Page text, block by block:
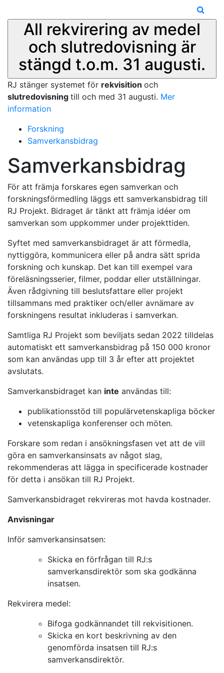
All rekvirering av medel
och slutredovisning är
stängd t.o.m. 31 augusti.
RJ stänger systemet för rekvisition och
slutredovisning till och med 31 augusti. Mer
information
Forskning
Samverkansbidrag
Samverkansbidrag
För att främja forskares egen samverkan och
forskningsförmedling läggs ett samverkansbidrag till
RJ Projekt. Bidraget är tänkt att främja idéer om
samverkan som uppkommer under projekttiden.
Syftet med samverkansbidraget är att förmedla,
nyttiggöra, kommunicera eller på andra sätt sprida
forskning och kunskap. Det kan till exempel vara
föreläsningsserier, filmer, poddar eller utställningar.
Även rådgivning till beslutsfattare eller projekt
tillsammans med praktiker och/eller avnämare av
forskningens resultat inkluderas i samverkan.
Samtliga RJ Projekt som beviljats sedan 2022 tilldelas
automatiskt ett samverkansbidrag på 150 000 kronor
som kan användas upp till 3 år efter att projektet
avslutats.
Samverkansbidraget kan inte användas till:
publikationsstöd till populärvetenskapliga böcker
vetenskapliga konferenser och möten.
Forskare som redan i ansökningsfasen vet att de vill
göra en samverkansinsats av något slag,
rekommenderas att lägga in specificerade kostnader
för detta i ansökan till RJ Projekt.
Samverkansbidraget rekvireras mot havda kostnader.
Anvisningar
Inför samverkansinsatsen:
Skicka en förfrågan till RJ:s
samverkansdirektör som ska godkänna
insatsen.
Rekvirera medel:
Bifoga godkännandet till rekvisitionen.
Skicka en kort beskrivning av den
genomförda insatsen till RJ:s
samverkansdirektör.